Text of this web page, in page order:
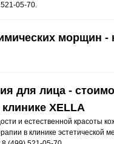
05-70.
морщин -
для лица -
XELLA
и естественной красоты
в клинике эстетической